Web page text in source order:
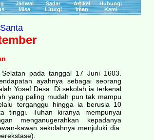
Jadwal
Misa
Sadar
Liturgi
Artikel
Iman
Hubungi
Kami
pada tanggal 17 Juni 1603.
ayahnya sebagai seorang
Yosef Desa. Di sekolah ia terkenal
yang paling mudah pun tak mampu
terganggu hingga ia berusia 10
tinggi. Tuhan kiranya mempunyai
menganugerahkan kepadanya
kawan sekolahnya menjuluki dia: